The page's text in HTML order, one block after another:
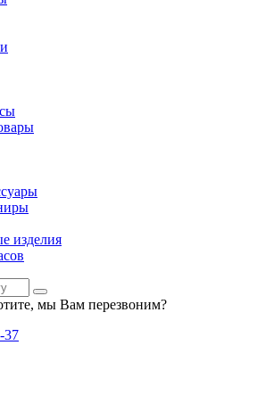
изделия
мы Вам перезвоним?
37